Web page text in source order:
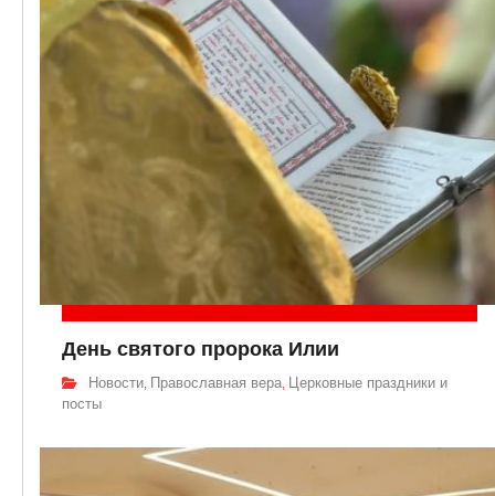
День святого пророка Илии
Новости, Православная вера,
Церковные праздники и
посты